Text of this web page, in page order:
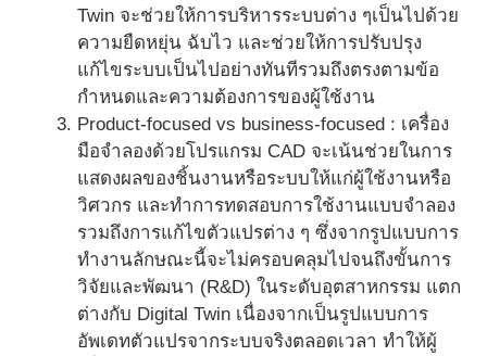
Twin จะช่วยให้การบริหารระบบต่าง ๆเป็นไปด้วย
ความยืดหยุ่น ฉับไว และช่วยให้การปรับปรุง
แก้ไขระบบเป็นไปอย่างทันทีรวมถึงตรงตามข้อ
กำหนดและความต้องการของผู้ใช้งาน
Product-focused vs business-focused : เครื่อง
มือจำลองด้วยโปรแกรม CAD จะเน้นช่วยในการ
แสดงผลของชิ้นงานหรือระบบให้แก่ผู้ใช้งานหรือ
วิศวกร และทำการทดสอบการใช้งานแบบจำลอง
รวมถึงการแก้ไขตัวแปรต่าง ๆ ซึ่งจากรูปแบบการ
ทำงานลักษณะนี้จะไม่ครอบคลุมไปจนถึงขั้นการ
วิจัยและพัฒนา (R&D) ในระดับอุตสาหกรรม แตก
ต่างกับ Digital Twin เนื่องจากเป็นรูปแบบการ
อัพเดทตัวแปรจากระบบจริงตลอดเวลา ทำให้ผู้